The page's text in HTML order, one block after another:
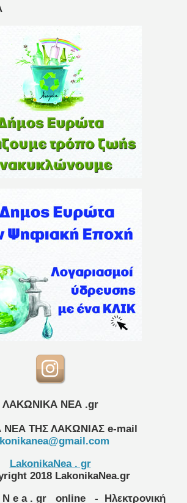
ΛΑΚΩΝΙΚΑ ΝΕΑ .gr
ΝΕΑ ΤΗΣ ΛΑΚΩΝΙΑΣ e-mail
LakonikaNea . gr
2018 LakonikaNea.gr
e a . gr
online - Ηλεκτρονική